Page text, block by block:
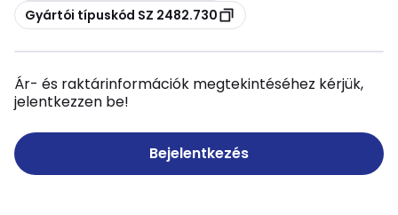
Másolás
Gyártói típuskód SZ 2482.730
Ár- és raktárinformációk megtekintéséhez kérjük,
jelentkezzen be!
Bejelentkezés